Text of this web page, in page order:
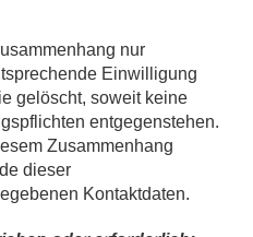
nur
Einwilligung
gelöscht, soweit keine
entgegenstehen.
Zusammenhang
dieser
Kontaktdaten.